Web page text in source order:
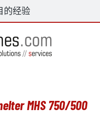
的经验
MHS 750/500